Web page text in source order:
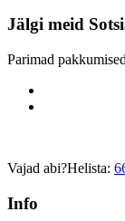
Jälgi meid
Parimad
Vajad abi?Helista:
Info